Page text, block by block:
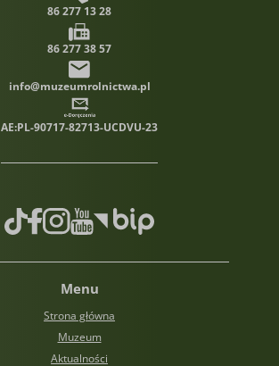
86 277 13 28
86 277 38 57
info@muzeumrolnictwa.pl
AE:PL-90717-82713-UCDVU-23
TikTokFacebook
Instagram
Youtube
Biuletyn informacji
Menu
Strona główna
Muzeum
Aktualności